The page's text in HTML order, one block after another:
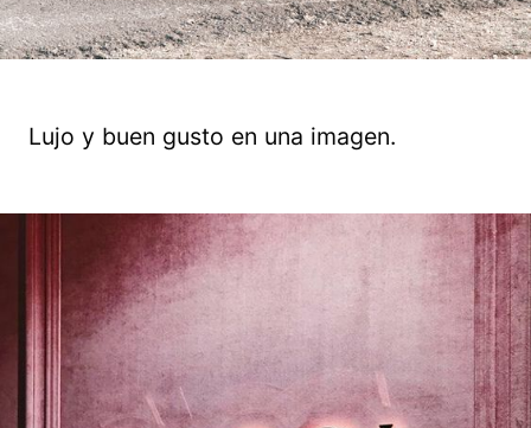
Lujo y buen gusto en una imagen.